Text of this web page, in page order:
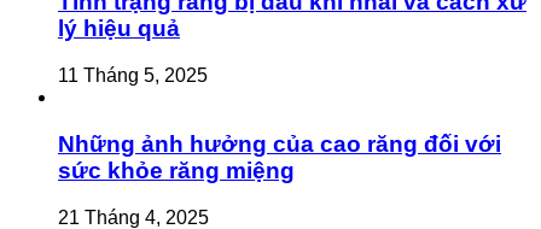
lý hiệu quả
11 Tháng 5, 2025
Những ảnh hưởng của cao răng đối với
sức khỏe răng miệng
21 Tháng 4, 2025